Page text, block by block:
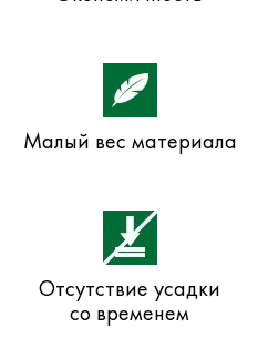
Малый вес материала
Отсутствие усадки
со временем